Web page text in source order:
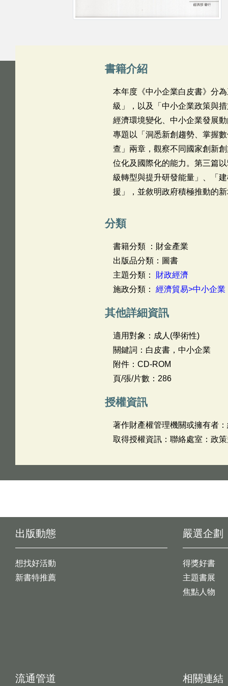
書籍介紹
本年度《中小企業白皮書》分
級」，以及「中小企業政策與
經濟環境變化、中小企業發展
專題以「洞悉新創趨勢、掌握
查」兩章，觀察不同國家創新
位化及國際化的能力。第三篇
級轉型與提升研發能量」、「
援」，並敘明政府積極推動的
分類
書籍分類 ：財金產業
出版品分類：圖書
主題分類： 財政經濟
施政分類： 經濟貿易>中小企業
其他詳細資訊
適用對象：成人(學術性)
關鍵詞：白皮書，中小企業
附件：CD-ROM
頁/張/片數：286
授權資訊
著作財產權管理機關或擁有者
取得授權資訊：聯絡處室：政
出版動態
想找好活動
新書特推薦
嚴選企劃
得獎好書
主題書展
焦點人物
流通管道 相關連結